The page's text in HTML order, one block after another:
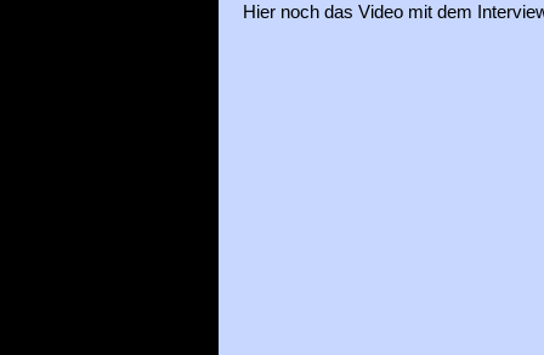
Hier noch das Video mit dem